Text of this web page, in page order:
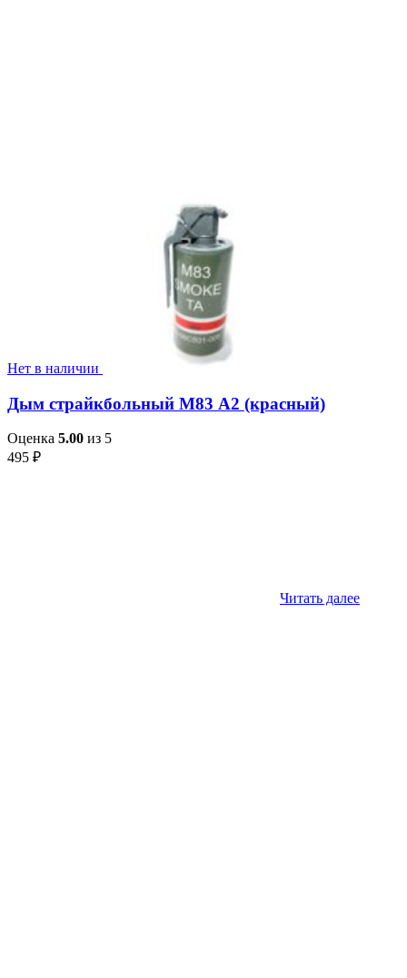
Нет в наличии
Дым страйкбольный М83 А2 (красный)
Оценка 5.00 из 5
495 ₽
Читать далее